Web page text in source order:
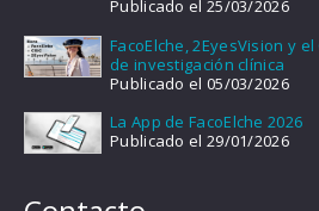
Publicado el 25/03/2026
FacoElche, 2EyesVision y
de investigación clínica
Publicado el 05/03/2026
La App de FacoElche 2026
Publicado el 29/01/2026